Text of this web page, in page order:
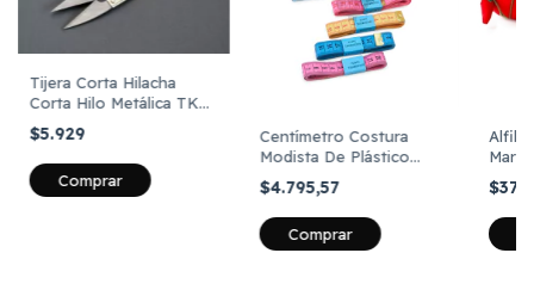
Tijera Corta Hilacha
Corta Hilo Metálica TK
Pack X 12 Unidades
$5.929
Centímetro Costura
Modista De Plástico
Marca CBX X 12
Unidades
$4.795,57
Comprar
$371